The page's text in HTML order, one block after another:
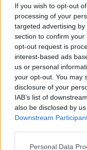
If you wish to opt-out
processing of your
targeted advertising
section to confirm
opt-out request is
interest-based ads
us or personal
your opt-out. You may
disclosure of your
IAB’s list of
also be disclosed by
Downstream
Personal Data
ιστορία για τη
Κροτωνιάτη, του
των Αρχαίων
Ο Μίλωνας
και να
όταν
του θρυλικού
Μίλωνα και του
ένας